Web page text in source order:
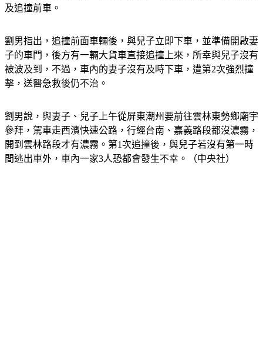
及追撞前車。
劉男指出，追撞前面車輛後，與兒子立即下車，並準備開啟妻
子的車門，後方有一輛大貨車直接追撞上來，所幸與兒子沒有
被波及到，不過，車內的妻子沒有及時下車，遭第2次強烈撞
擊，送醫急救後仍不治。
劉男說，與妻子、兒子上午從屏東潮州要前往雲林東勢鄉廟宇
參拜，駕車走西濱快速公路，行經台南、嘉義路段都沒濃霧，
開到雲林路段才有濃霧。第1次追撞後，與兒子若沒有第一時
間逃出車外，車內一家3人恐都會發生不幸。（中央社）